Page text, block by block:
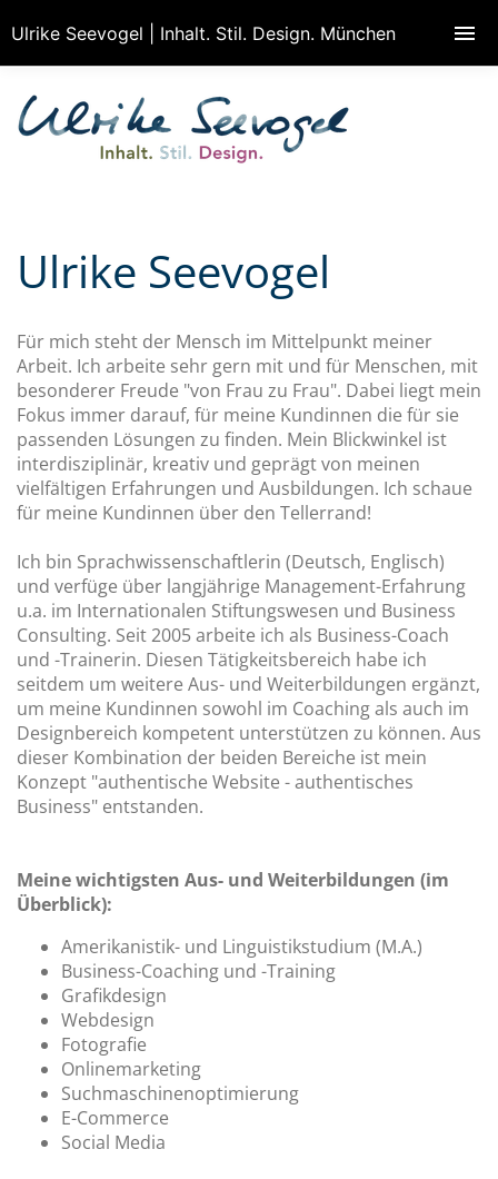
Ulrike Seevogel
Für mich steht der Mensch im Mittelpunkt meiner
Arbeit. Ich arbeite sehr gern mit und für Menschen, mit
besonderer Freude "von Frau zu Frau". Dabei liegt mein
Fokus immer darauf, für meine Kundinnen die für sie
passenden Lösungen zu finden. Mein Blickwinkel ist
interdisziplinär, kreativ und geprägt von meinen
vielfältigen Erfahrungen und Ausbildungen. Ich schaue
für meine Kundinnen über den Tellerrand!
Ich bin Sprachwissenschaftlerin (Deutsch, Englisch)
und verfüge über langjährige Management-Erfahrung
u.a. im Internationalen Stiftungswesen und Business
Consulting. Seit 2005 arbeite ich als Business-Coach
und -Trainerin. Diesen Tätigkeitsbereich habe ich
seitdem um weitere Aus- und Weiterbildungen ergänzt,
um meine Kundinnen sowohl im Coaching als auch im
Designbereich kompetent unterstützen zu können. Aus
dieser Kombination der beiden Bereiche ist mein
Konzept "authentische Website - authentisches
Business" entstanden.
Meine wichtigsten Aus- und Weiterbildungen (im
Überblick):
Amerikanistik- und Linguistikstudium (M.A.)
Business-Coaching und -Training
Grafikdesign
Webdesign
Fotografie
Onlinemarketing
Suchmaschinenoptimierung
E-Commerce
Social Media
Ulrike Seevogel | Inhalt. Stil. Design. München